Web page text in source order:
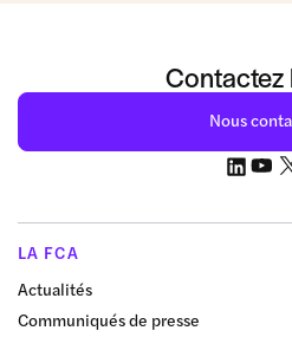
Contactez
Nous
LA FCA
Actualités
Communiqués de presse